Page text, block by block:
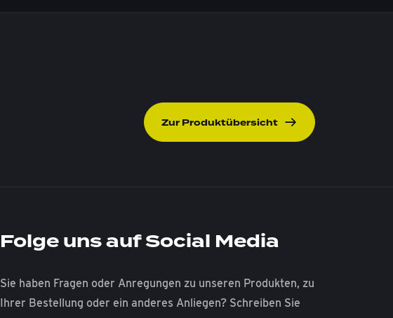
Zur Produktübersicht
Folge uns auf Social Media
Sie haben Fragen oder Anregungen zu unseren Produkten, zu
Ihrer Bestellung oder ein anderes Anliegen? Schreiben Sie